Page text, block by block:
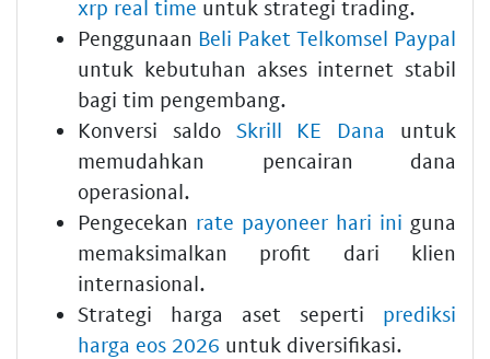
xrp real time untuk strategi trading.
Penggunaan Beli Paket Telkomsel Paypal
untuk kebutuhan akses internet stabil
bagi tim pengembang.
Konversi saldo Skrill KE Dana untuk
memudahkan pencairan dana
operasional.
Pengecekan rate payoneer hari ini guna
memaksimalkan profit dari klien
internasional.
Strategi harga aset seperti prediksi
harga eos 2026 untuk diversifikasi.